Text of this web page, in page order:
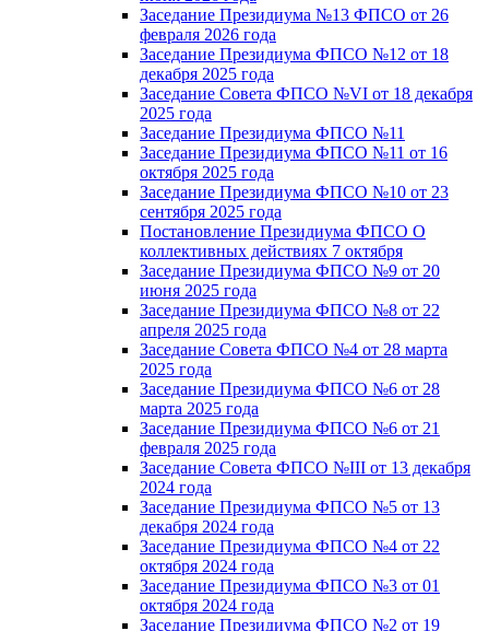
Заседание Президиума №13 ФПСО от 26
февраля 2026 года
Заседание Президиума ФПСО №12 от 18
декабря 2025 года
Заседание Совета ФПСО №VI от 18 декабря
2025 года
Заседание Президиума ФПСО №11
Заседание Президиума ФПСО №11 от 16
октября 2025 года
Заседание Президиума ФПСО №10 от 23
сентября 2025 года
Постановление Президиума ФПСО О
коллективных действиях 7 октября
Заседание Президиума ФПСО №9 от 20
июня 2025 года
Заседание Президиума ФПСО №8 от 22
апреля 2025 года
Заседание Совета ФПСО №4 от 28 марта
2025 года
Заседание Президиума ФПСО №6 от 28
марта 2025 года
Заседание Президиума ФПСО №6 от 21
февраля 2025 года
Заседание Совета ФПСО №III от 13 декабря
2024 года
Заседание Президиума ФПСО №5 от 13
декабря 2024 года
Заседание Президиума ФПСО №4 от 22
октября 2024 года
Заседание Президиума ФПСО №3 от 01
октября 2024 года
Заседание Президиума ФПСО №2 от 19